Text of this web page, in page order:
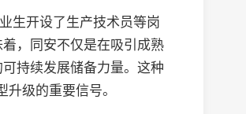
生开设了生产技术员等岗
，同安不仅是在吸引成熟
持续发展储备力量。这种
级的重要信号。